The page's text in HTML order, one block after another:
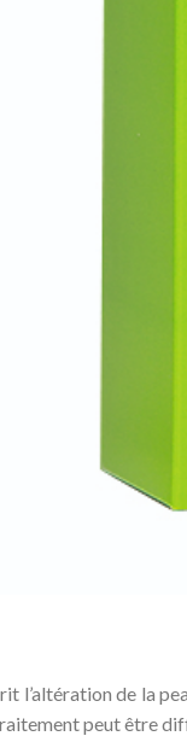
l’altération de la
peut être